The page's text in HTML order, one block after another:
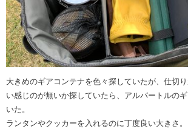
大きめのギアコンテナを色々探していたが、仕切
い感じのが無いか探していたら、アルバートルの
いた。
ランタンやクッカーを入れるのに丁度良い大きさ。